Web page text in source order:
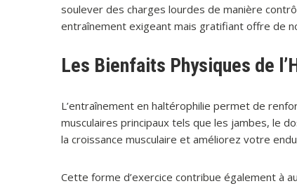
soulever des charges lourdes de manière
entraînement exigeant mais gratifiant offre de
Les Bienfaits Physiques de
L’entraînement en haltérophilie permet de
musculaires principaux tels que les jambes, le
la croissance musculaire et améliorez votre
Cette forme d’exercice contribue également à